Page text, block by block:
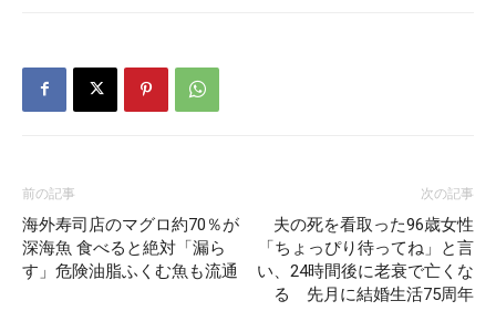
前の記事
海外寿司店のマグロ約70％が
深海魚 食べると絶対「漏ら
す」危険油脂ふくむ魚も流通
次の記事
夫の死を看取った96歳女性
「ちょっぴり待ってね」と言
い、24時間後に老衰で亡くな
る 先月に結婚生活75周年